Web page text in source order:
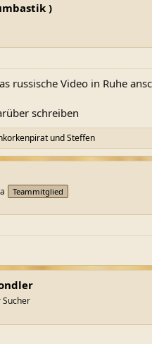
)
russische Video in Ruhe
schreiben
undSteffen
Teammitglied
Sucher